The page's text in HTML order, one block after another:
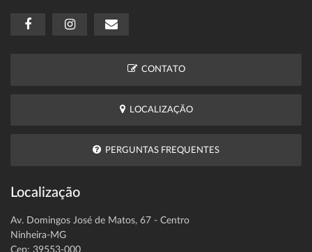
CONTATO
LOCALIZAÇÃO
PERGUNTAS FREQUENTES
Localização
Av. Domingos José de Matos, 67 - Centro
Ninheira-MG